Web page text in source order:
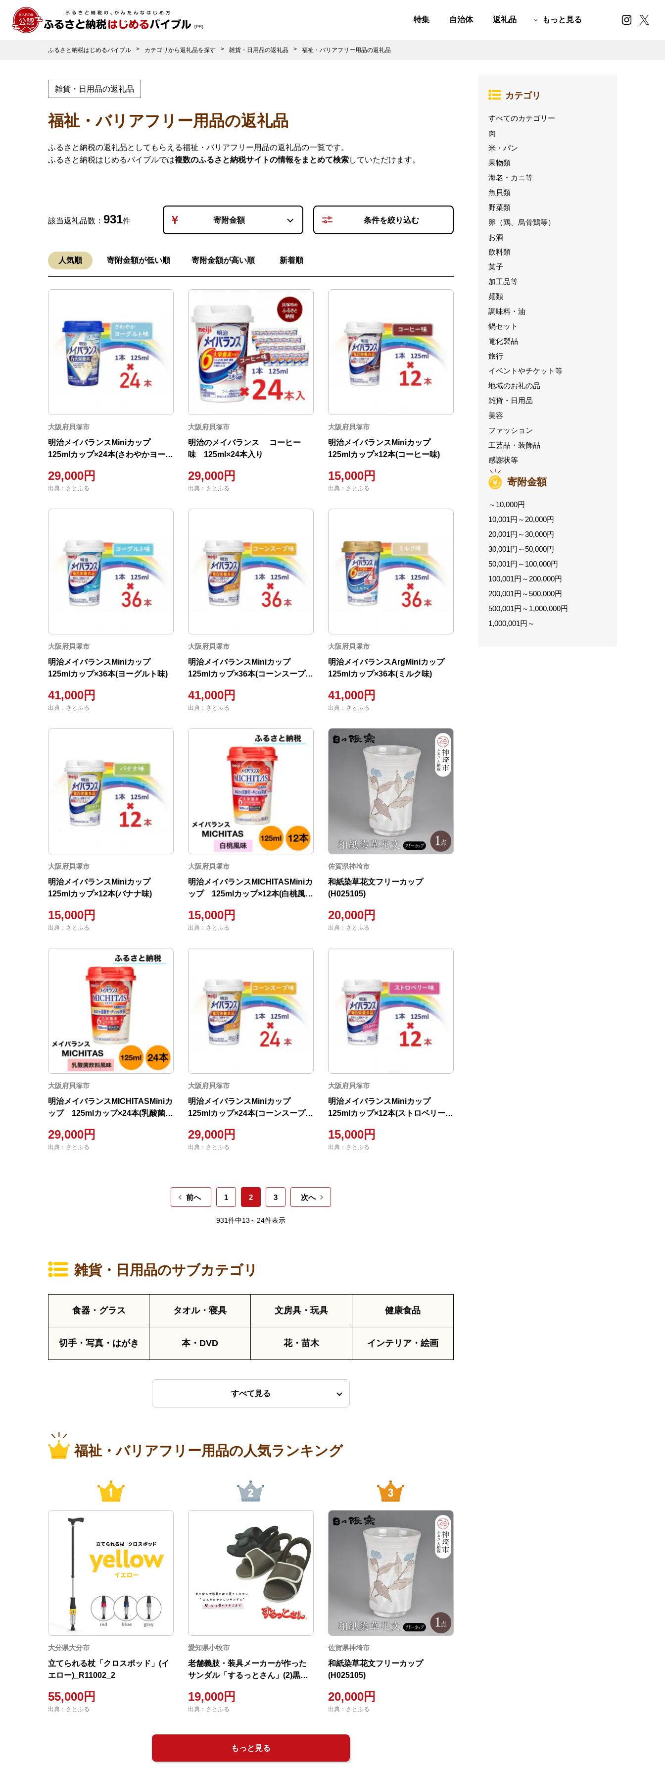
特集 自治体 返礼品 もっと見る
ふるさと納税はじめるバイブル カテゴリから返礼品を探す 雑貨・日用品の返礼品 福祉・バリアフリー用品の返礼品
雑貨・日用品の返礼品
福祉・バリアフリー用品の返礼品
ふるさと納税の返礼品としてもらえる福祉・バリアフリー用品の返礼品の一覧です。
ふるさと納税はじめるバイブルでは複数のふるさと納税サイトの情報をまとめて検索していただけます。
該当返礼品数： 931件 寄附金額 条件を絞り込む
人気順 寄附金額が低い順 寄附金額が高い順 新着順
大阪府貝塚市
明治メイバランスMiniカップ
125mlカップ×24本(さわやかヨーグ
29,000円
出典：さとふる
大阪府貝塚市
明治のメイバランス コーヒー
味 125ml×24本入り
29,000円
出典：さとふる
大阪府貝塚市
明治メイバランスMiniカップ
125mlカップ×12本(コーヒー味)
15,000円
出典：さとふる
大阪府貝塚市
明治メイバランスMiniカップ
125mlカップ×36本(ヨーグルト味)
41,000円
出典：さとふる
大阪府貝塚市
明治メイバランスMiniカップ
125mlカップ×36本(コーンスープ
41,000円
出典：さとふる
大阪府貝塚市
明治メイバランスArgMiniカップ
125mlカップ×36本(ミルク味)
41,000円
出典：さとふる
大阪府貝塚市
明治メイバランスMiniカップ
125mlカップ×12本(バナナ味)
15,000円
出典：さとふる
大阪府貝塚市
明治メイバランスMICHITASMiniカ
ップ 125mlカップ×12本(白桃風
15,000円
出典：さとふる
佐賀県神埼市
和紙染草花文フリーカップ
(H025105)
20,000円
出典：さとふる
大阪府貝塚市
明治メイバランスMICHITASMiniカ
ップ 125mlカップ×24本(乳酸菌飲
29,000円
出典：さとふる
大阪府貝塚市
明治メイバランスMiniカップ
125mlカップ×24本(コーンスープ
29,000円
出典：さとふる
大阪府貝塚市
明治メイバランスMiniカップ
125mlカップ×12本(ストロベリー
15,000円
出典：さとふる
前へ 1 2 3 次へ
931件中13～24件表示
雑貨・日用品のサブカテゴリ
食器・グラス タオル・寝具 文房具・玩具 健康食品
切手・写真・はがき 本・DVD 花・苗木 インテリア・絵画
すべて見る
福祉・バリアフリー用品の人気ランキング
1
大分県大分市
立てられる杖「クロスポッド」(イ
エロー)_R11002_2
55,000円
出典：さとふる
愛知県小牧市
老舗義肢・装具メーカーが作った
サンダル「するっとさん」(2)黒・S
19,000円
出典：さとふる
佐賀県神埼市
和紙染草花文フリーカップ
(H025105)
20,000円
出典：さとふる
もっと見る
カテゴリ
すべてのカテゴリー
肉
米・パン
果物類
海老・カニ等
魚貝類
野菜類
卵（鶏、烏骨鶏等）
お酒
飲料類
菓子
加工品等
麺類
調味料・油
鍋セット
電化製品
旅行
イベントやチケット等
地域のお礼の品
雑貨・日用品
美容
ファッション
工芸品・装飾品
感謝状等
寄附金額
～10,000円
10,001円～20,000円
20,001円～30,000円
30,001円～50,000円
50,001円～100,000円
100,001円～200,000円
200,001円～500,000円
500,001円～1,000,000円
1,000,001円～